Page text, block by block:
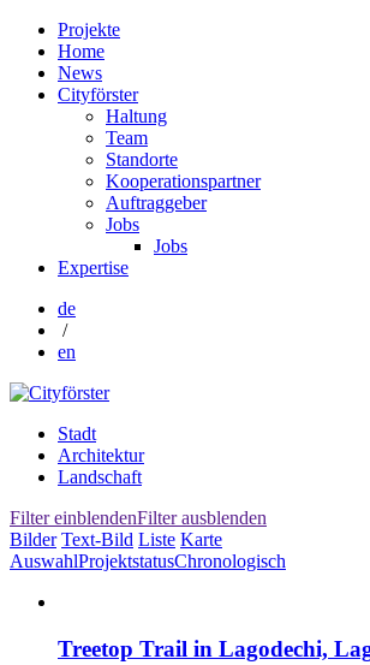
Projekte
Home
News
Cityförster
Haltung
Team
Standorte
Kooperationspartner
Auftraggeber
Jobs
Jobs
Expertise
de
/
en
Stadt
Architektur
Landschaft
Filter einblendenFilter ausblenden
Bilder Text-Bild Liste Karte
AuswahlProjektstatusChronologisch
Treetop Trail in Lagodechi,